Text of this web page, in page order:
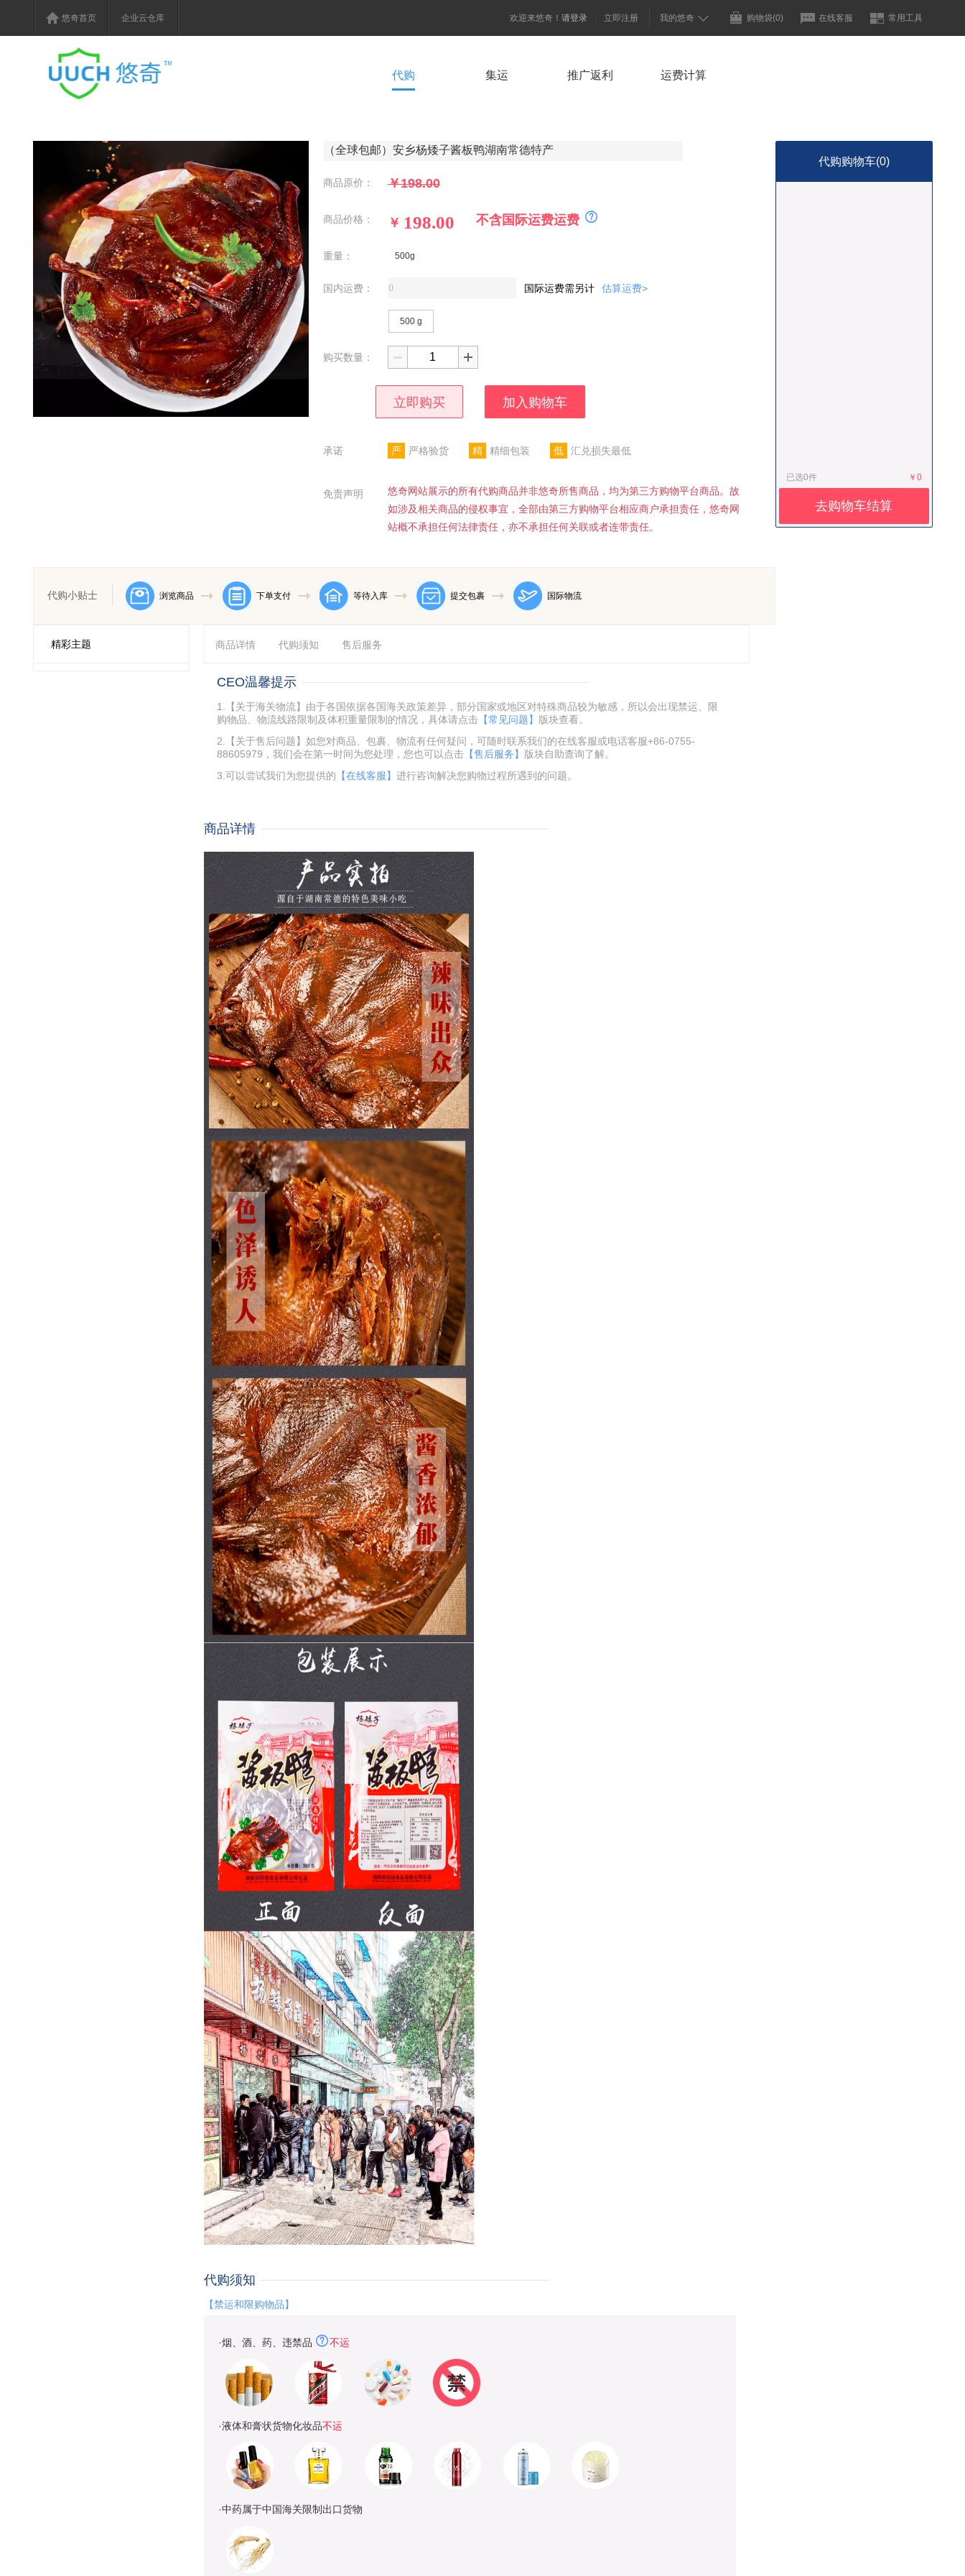
悠奇首页 企业云仓库 欢迎来悠奇！ 请登录 立即注册 我的悠奇 购物袋(0) 在线客服 常用工具
代购 集运 推广返利 运费计算
商品原价： ￥198.00
商品价格： ￥ 不含国际运费运费
重量： 500g
国内运费： 国际运费需另计 估算运费>
500 g
购买数量：
立即购买 加入购物车
承诺 严 严格验货 精 精细包装 低 汇兑损失最低
免责声明
悠奇网站展示的所有代购商品并非悠奇所售商品，均为第三方购物平台商品。故
如涉及相关商品的侵权事宜，全部由第三方购物平台相应商户承担责任，悠奇网
站概不承担任何法律责任，亦不承担任何关联或者连带责任。
代购小贴士 浏览商品 下单支付 等待入库 提交包裹 国际物流
精彩主题 商品详情 代购须知 售后服务
CEO温馨提示
1.【关于海关物流】由于各国依据各国海关政策差异，部分国家或地区对特殊商品较为敏感，所以会出现禁运、限
购物品、物流线路限制及体积重量限制的情况，具体请点击【常见问题】
版块查看。
2.【关于售后问题】如您对商品、包裹、物流有任何疑问，可随时联系我们的在线客服或电话客服+86-0755-
88605979，我们会在第一时间为您处理，您也可以点击【售后服务】
版块自助查询了解。
3.可以尝试我们为您提供的 【在线客服】 进行咨询解决您购物过程所遇到的问题。
商品详情
代购须知
【禁运和限购物品】
·烟、酒、药、违禁品 不运
·液体和膏状货物化妆品不运
·中药属于中国海关限制出口货物
代购购物车(0)
已选0件 ￥0
去购物车结算